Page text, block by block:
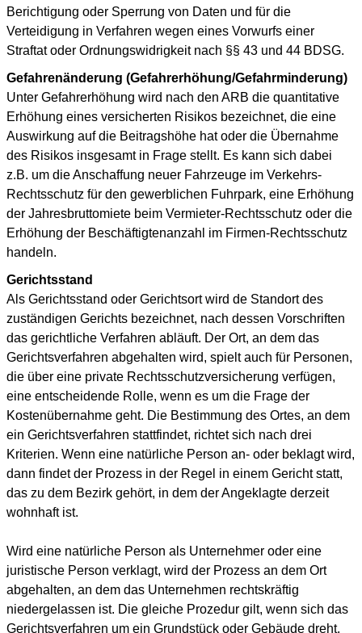
Berichtigung oder Sperrung von Daten und für die
Verteidigung in Verfahren wegen eines Vorwurfs einer
Straftat oder Ordnungswidrigkeit nach §§ 43 und 44 BDSG.
Gefahrenänderung (Gefahrerhöhung/Gefahrminderung)
Unter Gefahrerhöhung wird nach den ARB die quantitative
Erhöhung eines versicherten Risikos bezeichnet, die eine
Auswirkung auf die Beitragshöhe hat oder die Übernahme
des Risikos insgesamt in Frage stellt. Es kann sich dabei
z.B. um die Anschaffung neuer Fahrzeuge im Verkehrs-
Rechtsschutz für den gewerblichen Fuhrpark, eine Erhöhung
der Jahresbruttomiete beim Vermieter-Rechtsschutz oder die
Erhöhung der Beschäftigtenanzahl im Firmen-Rechtsschutz
handeln.
Gerichtsstand
Als Gerichtsstand oder Gerichtsort wird de Standort des
zuständigen Gerichts bezeichnet, nach dessen Vorschriften
das gerichtliche Verfahren abläuft. Der Ort, an dem das
Gerichtsverfahren abgehalten wird, spielt auch für Personen,
die über eine private Rechtsschutzversicherung verfügen,
eine entscheidende Rolle, wenn es um die Frage der
Kostenübernahme geht. Die Bestimmung des Ortes, an dem
ein Gerichtsverfahren stattfindet, richtet sich nach drei
Kriterien. Wenn eine natürliche Person an- oder beklagt wird,
dann findet der Prozess in der Regel in einem Gericht statt,
das zu dem Bezirk gehört, in dem der Angeklagte derzeit
wohnhaft ist.
Wird eine natürliche Person als Unternehmer oder eine
juristische Person verklagt, wird der Prozess an dem Ort
abgehalten, an dem das Unternehmen rechtskräftig
niedergelassen ist. Die gleiche Prozedur gilt, wenn sich das
Gerichtsverfahren um ein Grundstück oder Gebäude dreht.